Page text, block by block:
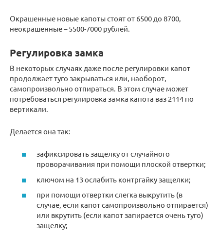
Окрашенные новые капоты стоят от 6500 до 8700,
неокрашенные – 5500-7000 рублей.
Регулировка замка
В некоторых случаях даже после регулировки капот
продолжает туго закрываться или, наоборот,
самопроизвольно отпираться. В этом случае может
потребоваться регулировка замка капота ваз 2114 по
вертикали.
Делается она так:
зафиксировать защелку от случайного
проворачивания при помощи плоской отвертки;
ключом на 13 ослабить контргайку защелки;
при помощи отвертки слегка выкрутить (в
случае, если капот самопроизвольно отпирается)
или вкрутить (если капот запирается очень туго)
защелку;